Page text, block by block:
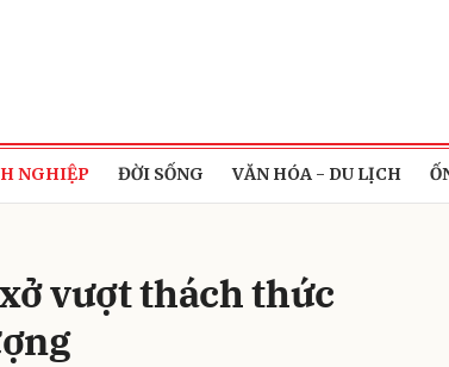
NGHIỆP ĐỜI SỐNG VĂN HÓA - DU LỊCH
vượt thách thức